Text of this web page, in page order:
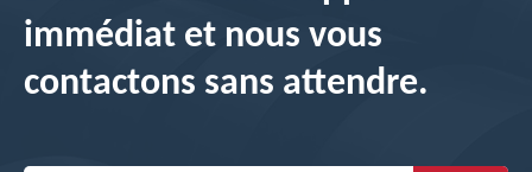
immédiat et nous vous
contactons sans attendre.